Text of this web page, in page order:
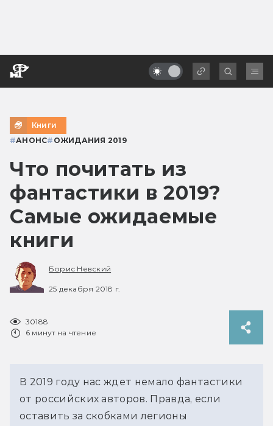
Книги
#АНОНС# ОЖИДАНИЯ 2019
Что почитать из
фантастики в 2019?
Самые ожидаемые
книги
Борис Невский
25 декабря 2018 г.
30188
6 минут на чтение
В 2019 году нас ждет немало фантастики
от российских авторов. Правда, если
оставить за скобками легионы